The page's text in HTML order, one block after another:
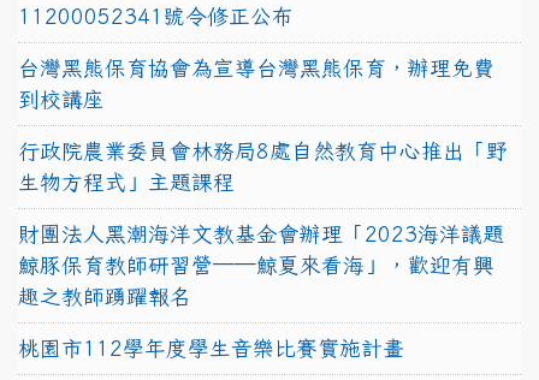
11200052341號令修正公布
台灣黑熊保育協會為宣導台灣黑熊保育，辦理免費
到校講座
行政院農業委員會林務局8處自然教育中心推出「野
生物方程式」主題課程
財團法人黑潮海洋文教基金會辦理「2023海洋議題
鯨豚保育教師研習營──鯨夏來看海」，歡迎有興
趣之教師踴躍報名
桃園市112學年度學生音樂比賽實施計畫